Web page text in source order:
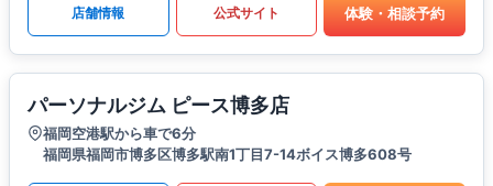
店舗情報 公式サイト 体験・相談予約
パーソナルジム ピース博多店
福岡空港駅から車で6分
福岡県福岡市博多区博多駅南1丁目7-14ボイス博多608号